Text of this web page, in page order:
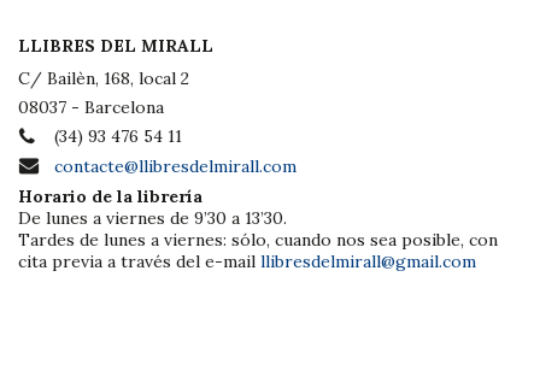
LLIBRES DEL MIRALL
C/ Bailèn, 168, local 2
08037 - Barcelona
(34) 93 476 54 11
contacte@llibresdelmirall.com
Horario de la librería
De lunes a viernes de 9’30 a 13’30.
Tardes de lunes a viernes: sólo, cuando nos sea posible, con
cita previa a través del e-mail llibresdelmirall@gmail.com